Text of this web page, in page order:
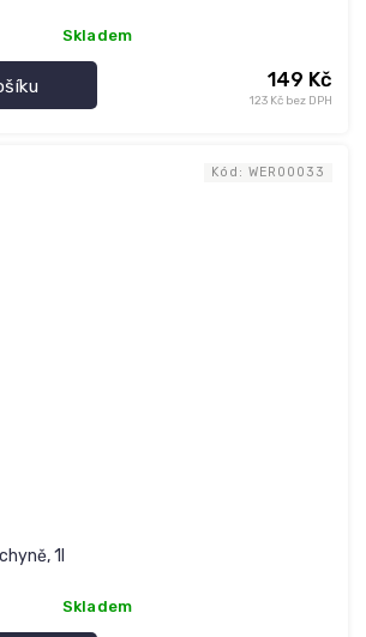
Skladem
123 Kč bez DPH
149 Kč
1l
Skladem
Kód: WER00033